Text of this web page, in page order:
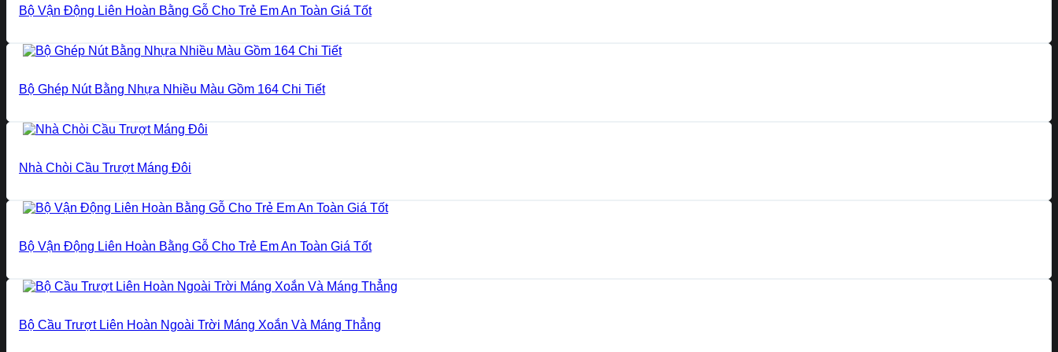
Bộ Vận Động Liên Hoàn Bằng Gỗ Cho Trẻ Em An Toàn Giá Tốt
Bộ Ghép Nút Bằng Nhựa Nhiều Màu Gồm 164 Chi Tiết
Nhà Chòi Cầu Trượt Máng Đôi
Bộ Vận Động Liên Hoàn Bằng Gỗ Cho Trẻ Em An Toàn Giá Tốt
Bộ Cầu Trượt Liên Hoàn Ngoài Trời Máng Xoắn Và Máng Thẳng